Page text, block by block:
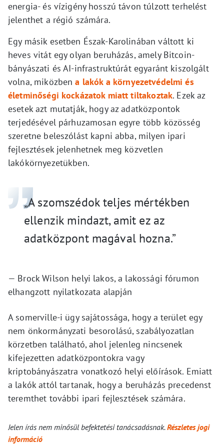
energia- és vízigény hosszú távon túlzott terhelést
jelenthet a régió számára.
Egy másik esetben Észak-Karolinában váltott ki
heves vitát egy olyan beruházás, amely Bitcoin-
bányászati és AI-infrastruktúrát egyaránt kiszolgált
volna, miközbena lakók a környezetvédelmi és
életminőségi kockázatok miatt tiltakoztak. Ezek az
esetek azt mutatják, hogy az adatközpontok
terjedésével párhuzamosan egyre több közösség
szeretne beleszólást kapni abba, milyen ipari
fejlesztések jelenhetnek meg közvetlen
lakókörnyezetükben.
„A szomszédok teljes mértékben
ellenzik mindazt, amit ez az
adatközpont magával hozna.”
— Brock Wilson helyi lakos, a lakossági fórumon
elhangzott nyilatkozata alapján
A somerville-i ügy sajátossága, hogy a terület egy
nem önkormányzati besorolású, szabályozatlan
körzetben található, ahol jelenleg nincsenek
kifejezetten adatközpontokra vagy
kriptobányászatra vonatkozó helyi előírások. Emiatt
a lakók attól tartanak, hogy a beruházás precedenst
teremthet további ipari fejlesztések számára.
Jelen írás nem minősül befektetési tanácsadásnak.Részletes jogi
információ